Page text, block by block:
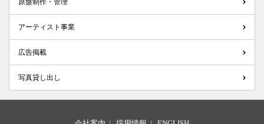
原盤制作・管理
アーティスト事業
広告掲載
写真貸し出し